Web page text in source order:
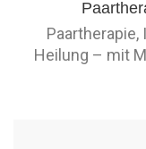
Heilung – mit